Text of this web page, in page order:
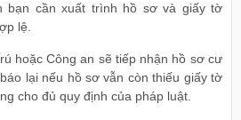
bạn cần xuất trình hồ sơ và giấy tờ
lệ.
hoặc Công an sẽ tiếp nhận hồ sơ cư
lại nếu hồ sơ vẫn còn thiếu giấy tờ
cho đủ quy định của pháp luật.